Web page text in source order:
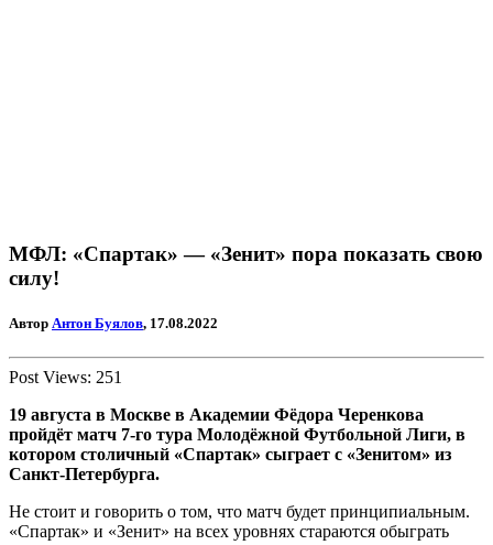
МФЛ: «Спартак» — «Зенит» пора показать свою
силу!
Автор Антон Буялов, 17.08.2022
Post Views: 251
19 августа в Москве в Академии Фёдора Черенкова
пройдёт матч 7-го тура Молодёжной Футбольной Лиги, в
котором столичный «Спартак» сыграет с «Зенитом» из
Санкт-Петербурга.
Не стоит и говорить о том, что матч будет принципиальным.
«Спартак» и «Зенит» на всех уровнях стараются обыграть